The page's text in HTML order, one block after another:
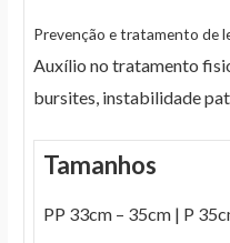
Prevenção e tratamento de
Auxílio no tratamento
bursites, instabilidade
Tamanhos
PP 33cm – 35cm | P